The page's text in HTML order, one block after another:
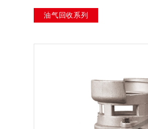
油气回收系列